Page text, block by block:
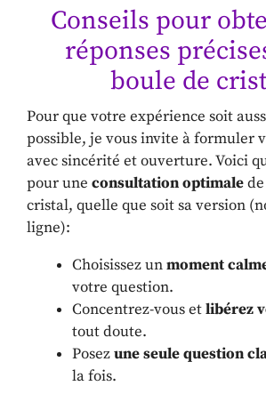
Conseils pour
réponses
boule de
Pour que votre expérience soit
possible, je vous invite à formuler
avec sincérité et ouverture. Voici
pour une consultation optimale
cristal, quelle que soit sa version
ligne):
Choisissez unmoment
votre question.
Concentrez-vous etlibérez
tout doute.
Posezune seule question
la fois.